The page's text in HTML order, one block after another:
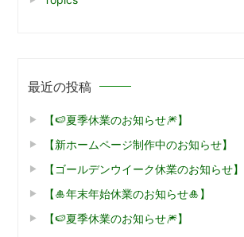
最近の投稿
【🍉夏季休業のお知らせ🎆】
【新ホームページ制作中のお知らせ】
【ゴールデンウイーク休業のお知らせ】
【🎍年末年始休業のお知らせ🎍】
【🍉夏季休業のお知らせ🎆】